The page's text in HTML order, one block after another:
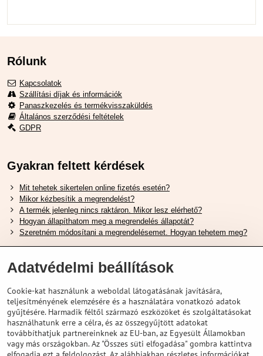
Rólunk
Kapcsolatok
Szállítási díjak és információk
Panaszkezelés és termékvisszaküldés
Általános szerződési feltételek
GDPR
Gyakran feltett kérdések
Mit tehetek sikertelen online fizetés esetén?
Mikor kézbesítik a megrendelést?
A termék jelenleg nincs raktáron. Mikor lesz elérhető?
Hogyan állapíthatom meg a megrendelés állapotát?
Szeretném módosítani a megrendelésemet. Hogyan tehetem meg?
Hasznos Linkek
Hogyan válasszuk ki a megfelelő felfüggesztési villát ?
Hogyan válasszuk ki a megfelelő méretű sisakot?
Shimano E-Bike Akkumulátor Útmutató
Schwalbe Tubeless Gumik Felfedezése
Adatvédelmi beállítások
Cookie-kat használunk a weboldal látogatásának javítására,
teljesítményének elemzésére és a használatára vonatkozó adatok
gyűjtésére. Harmadik féltől származó eszközöket és szolgáltatásokat
használhatunk erre a célra, és az összegyűjtött adatokat
továbbíthatjuk partnereinknek az EU-ban, az Egyesült Államokban
vagy más országokban. Az "Összes süti elfogadása" gombra kattintva